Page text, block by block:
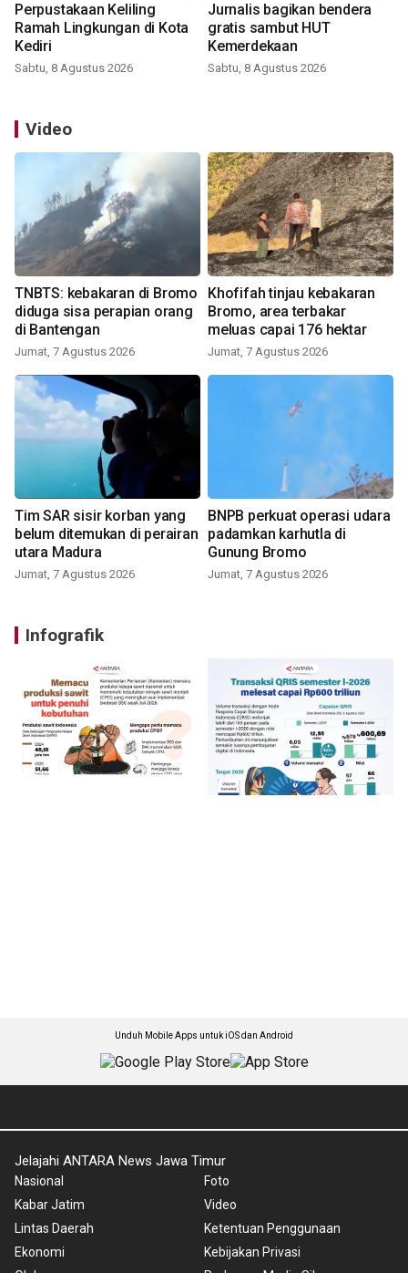
Perpustakaan Keliling
Ramah Lingkungan di Kota
Kediri
Sabtu, 8 Agustus 2026
Jurnalis bagikan bendera
gratis sambut HUT
Kemerdekaan
Sabtu, 8 Agustus 2026
Video
TNBTS: kebakaran di Bromo
diduga sisa perapian orang
di Bantengan
Jumat, 7 Agustus 2026
Khofifah tinjau kebakaran
Bromo, area terbakar
meluas capai 176 hektar
Jumat, 7 Agustus 2026
Tim SAR sisir korban yang
belum ditemukan di perairan
utara Madura
Jumat, 7 Agustus 2026
BNPB perkuat operasi udara
padamkan karhutla di
Gunung Bromo
Jumat, 7 Agustus 2026
Infografik
Unduh Mobile Apps untuk iOS dan Android
Jelajahi ANTARA News Jawa Timur
Nasional
Kabar Jatim
Lintas Daerah
Ekonomi
Foto
Video
Ketentuan Penggunaan
Kebijakan Privasi